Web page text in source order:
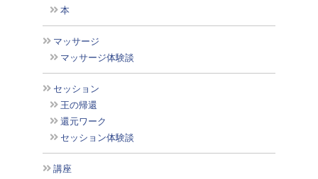
本
マッサージ
マッサージ体験談
セッション
王の帰還
還元ワーク
セッション体験談
講座